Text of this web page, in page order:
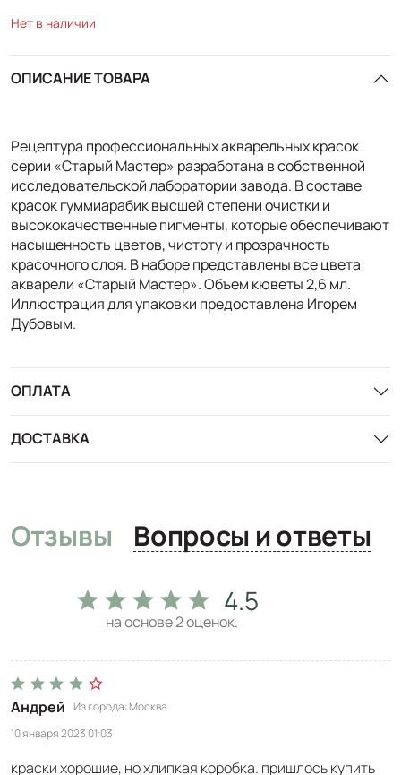
Нет в наличии
ОПИСАНИЕ ТОВАРА
Рецептура профессиональных акварельных красок
серии «Старый Мастер» разработана в собственной
исследовательской лаборатории завода. В составе
красок гуммиарабик высшей степени очистки и
высококачественные пигменты, которые обеспечивают
насыщенность цветов, чистоту и прозрачность
красочного слоя. В наборе представлены все цвета
акварели «Старый Мастер». Объем кюветы 2,6 мл.
Иллюстрация для упаковки предоставлена Игорем
Дубовым.
ОПЛАТА
ДОСТАВКА
Отзывы Вопросы и ответы
4.5
на основе2оценок.
Андрей Из города Москва
10 января 2023 01:03
краски хорошие, но хлипкая коробка. пришлось купить